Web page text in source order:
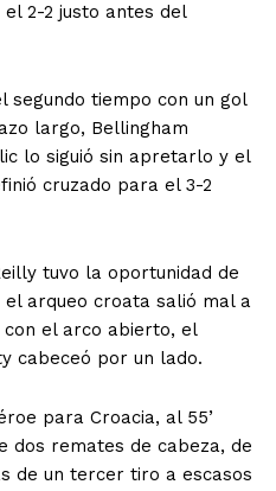
2-2 justo antes del
tiempo con un gol
largo, Bellingham
lo siguió sin apretarlo y el
cruzado para el 3-2
tuvo la oportunidad de
arqueo croata salió mal a
el arco abierto, el
cabeceó por un lado.
para Croacia, al 55’
dos remates de cabeza, de
de un tercer tiro a escasos